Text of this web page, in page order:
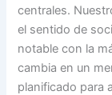
centrales.
el sentido de
notable con la
cambia en un
planificado para